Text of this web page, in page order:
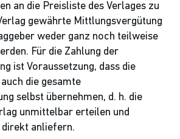
an die Preisliste des Verlages zu
gewährte Mittlungsvergütung
weder ganz noch teilweise
Für die Zahlung der
ist Voraussetzung, dass die
die gesamte
selbst übernehmen, d. h. die
unmittelbar erteilen und
anliefern.